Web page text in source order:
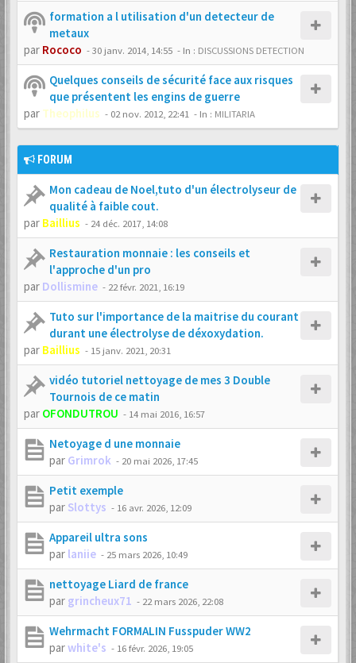
formation a l utilisation d'un detecteur de
metaux
par Rococo -30 janv. 2014, 14:55 - In : DISCUSSIONS DETECTION
Quelques conseils de sécurité face aux risques
que présentent les engins de guerre
par Theophilus - 02 nov. 2012, 22:41 - In : MILITARIA
FORUM
Mon cadeau de Noel,tuto d'un électrolyseur de
qualité à faible cout.
par Baillius - 24 déc. 2017, 14:08
Restauration monnaie : les conseils et
l'approche d'un pro
par Dollismine - 22 févr. 2021, 16:19
Tuto sur l'importance de la maitrise du courant
durant une électrolyse de déxoxydation.
par Baillius - 15 janv. 2021, 20:31
vidéo tutoriel nettoyage de mes 3 Double
Tournois de ce matin
par OFONDUTROU - 14 mai 2016, 16:57
Netoyage d une monnaie
par Grimrok - 20 mai 2026, 17:45
Petit exemple
par Slottys - 16 avr. 2026, 12:09
Appareil ultra sons
par laniie - 25 mars 2026, 10:49
nettoyage Liard de france
par grincheux71 - 22 mars 2026, 22:08
Wehrmacht FORMALIN Fusspuder WW2
parwhite's - 16 févr. 2026, 19:05